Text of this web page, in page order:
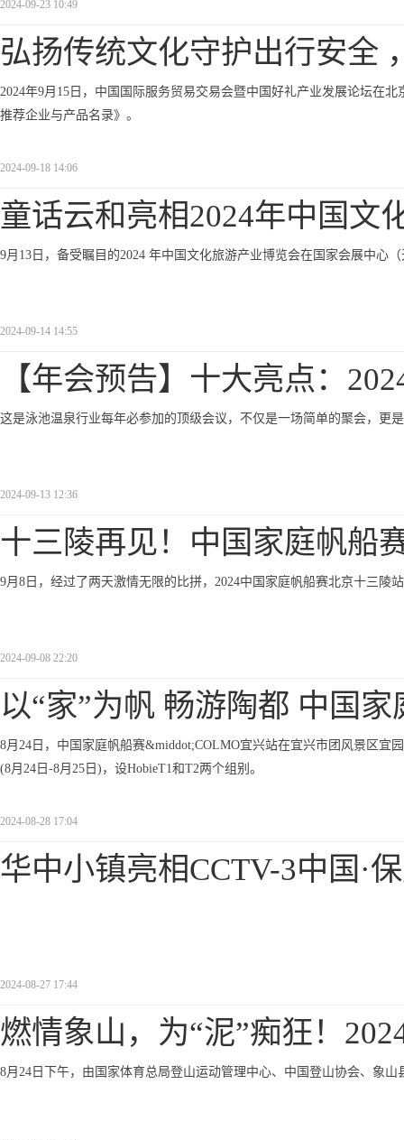
2024-09-23 10:49
弘扬传统文化守护出行安全
2024年9月15日，中国国际服务贸易交易会暨中国好礼产业发展论坛在
推荐企业与产品名录》。
2024-09-18 14:06
童话云和亮相2024年中国文
9月13日，备受瞩目的2024 年中国文化旅游产业博览会在国家会展中心
2024-09-14 14:55
【年会预告】十大亮点：
这是泳池温泉行业每年必参加的顶级会议，不仅是一场简单的聚会，更
2024-09-13 12:36
十三陵再见！中国家庭帆船
9月8日，经过了两天激情无限的比拼，2024中国家庭帆船赛北京十三陵
2024-09-08 22:20
以“家”为帆 畅游陶都 中国家
8月24日，中国家庭帆船赛&middot;COLMO宜兴站在宜兴市团风景区
(8月24日-8月25日)，设HobieT1和T2两个组别。
2024-08-28 17:04
华中小镇亮相CCTV-3中国·
2024-08-27 17:44
燃情象山，为“泥”痴狂！
8月24日下午，由国家体育总局登山运动管理中心、中国登山协会、象山